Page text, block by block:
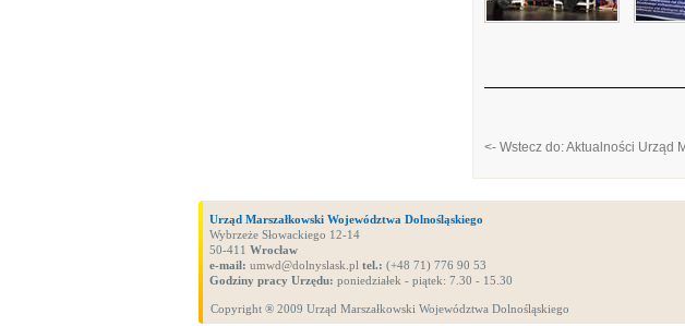
<- Wstecz do: Aktualności Urząd
Urząd Marszałkowski Województwa Dolnośląskiego
Wybrzeże Słowackiego 12-14
50-411 Wrocław
e-mail: umwd@dolnyslask.pl tel.: (+48 71) 776 90 53
Godziny pracy Urzędu: poniedziałek - piątek: 7.30 - 15.30
Copyright ® 2009 Urząd Marszałkowski Województwa Dolnośląskiego